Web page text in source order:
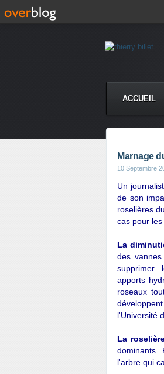
ACCUEIL
Marnage
10 Septembre
Un
de son
roselières
cas pour les
La
des
apports
roseaux
développent.
l'Université
La
dominants.
l'arbre qui